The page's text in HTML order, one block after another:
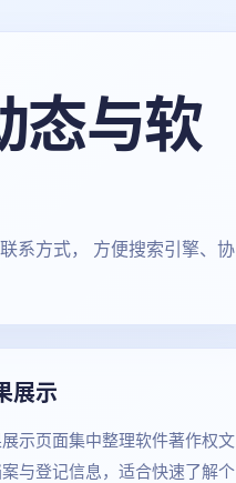
态与软
系方式， 方便搜索引擎、协
展示
示页面集中整理软件著作权文
与登记信息，适合快速了解个